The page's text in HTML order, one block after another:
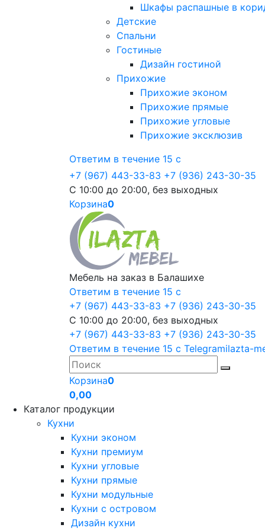
Шкафы распашные в
Детские
Спальни
Гостиные
Дизайн гостиной
Прихожие
Прихожие эконом
Прихожие прямые
Прихожие угловые
Прихожие эксклюзив
Ответим в течение 15 с
+7 (967) 443-33-83 +7 (936) 243-30-35
С 10:00 до 20:00, без выходных
Корзина0
Мебель на заказ в Балашихе
Ответим в течение 15 с
+7 (967) 443-33-83 +7 (936) 243-30-35
С 10:00 до 20:00, без выходных
+7 (967) 443-33-83 +7 (936) 243-30-35
Ответим в течение 15 с Telegramilazta-
Корзина0
0,00
Каталог продукции
Кухни
Кухни эконом
Кухни премиум
Кухни угловые
Кухни прямые
Кухни модульные
Кухни с островом
Дизайн кухни